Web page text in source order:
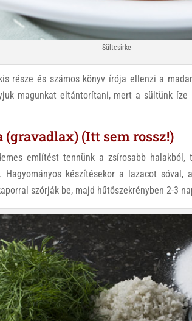
Sültcsirke
része és számos könyv írója ellenzi a
magunkat eltántorítani, mert a sültünk íze
(gravadlax) (Itt sem rossz!)
említést tennünk a zsírosabb halakból,
Hagyományos készítésekor a lazacot sóval,
szórják be, majd hűtőszekrényben 2-3